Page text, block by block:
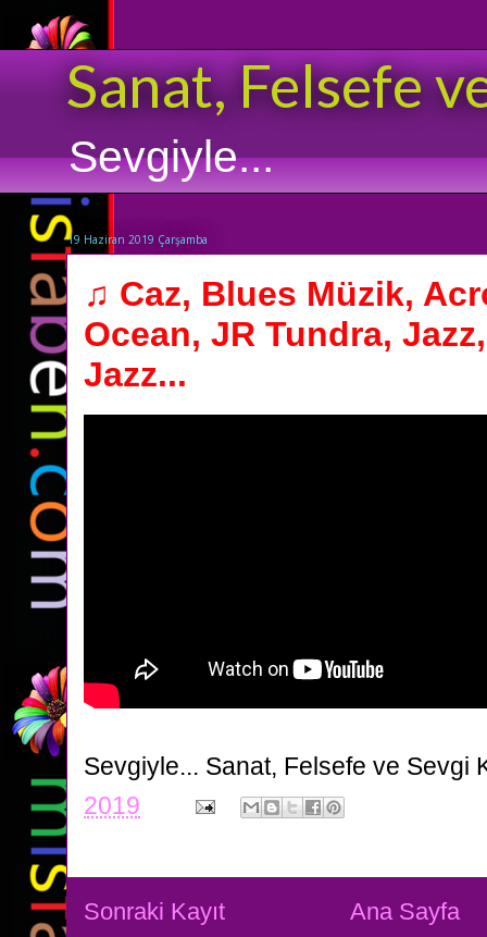
Sanat, Felsefe
Sevgiyle...
19 Haziran 2019 Çarşamba
♫ Caz, Blues Müzik,
Ocean, JR Tundra,
Jazz...
Sevgiyle... Sanat, Felsefe ve Sevgi
2019
Sonraki Kayıt Ana Sayfa